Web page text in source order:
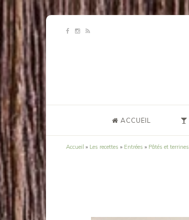
ACCUEIL
Accueil » Les recettes » Entrées » Pâtés et terrines